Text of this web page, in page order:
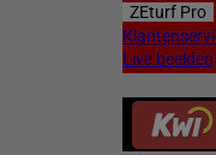
ZEturf Pro
Live beelden